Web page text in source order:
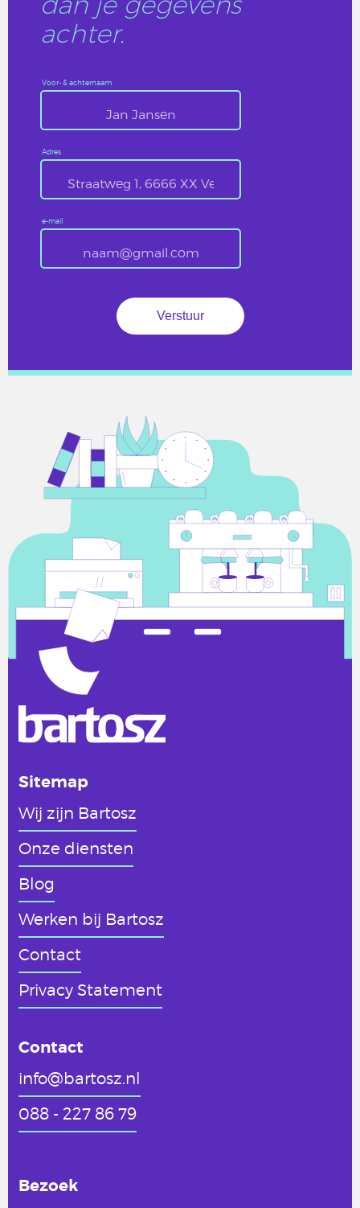
achter.
Voor- & achternaam
Adres
e-mail
Sitemap
Wij zijn Bartosz
Onze diensten
Blog
Werken bij Bartosz
Contact
Privacy Statement
Contact
info@bartosz.nl
088 - 227 86 79
Bezoek